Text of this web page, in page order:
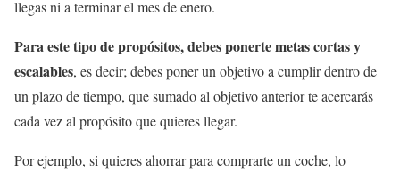
llegas ni a terminar el mes de enero.
Para este tipo de propósitos, debes ponerte metas cortas y
escalables, es decir; debes poner un objetivo a cumplir dentro de
un plazo de tiempo, que sumado al objetivo anterior te acercarás
cada vez al propósito que quieres llegar.
Por ejemplo, si quieres ahorrar para comprarte un coche, lo